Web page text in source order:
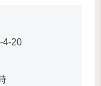
4-20